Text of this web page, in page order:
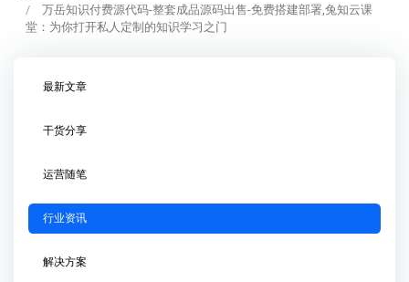
万岳知识付费源代码-整套成品源码出售-免费搭建部署,兔知云课
堂：为你打开私人定制的知识学习之门
最新文章
干货分享
运营随笔
行业资讯
解决方案